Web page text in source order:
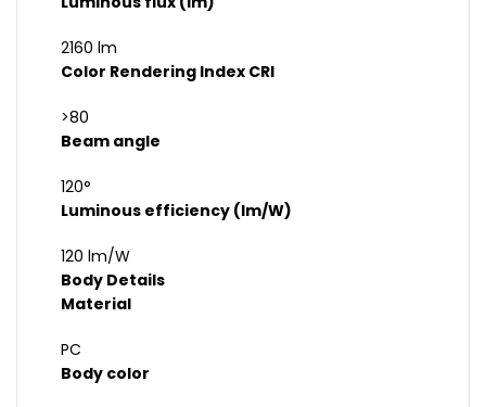
2160 lm
Color Rendering Index CRI
>80
Beam angle
120°
Luminous efficiency (lm/W)
120 lm/W
Body Details
Material
PC
Body color